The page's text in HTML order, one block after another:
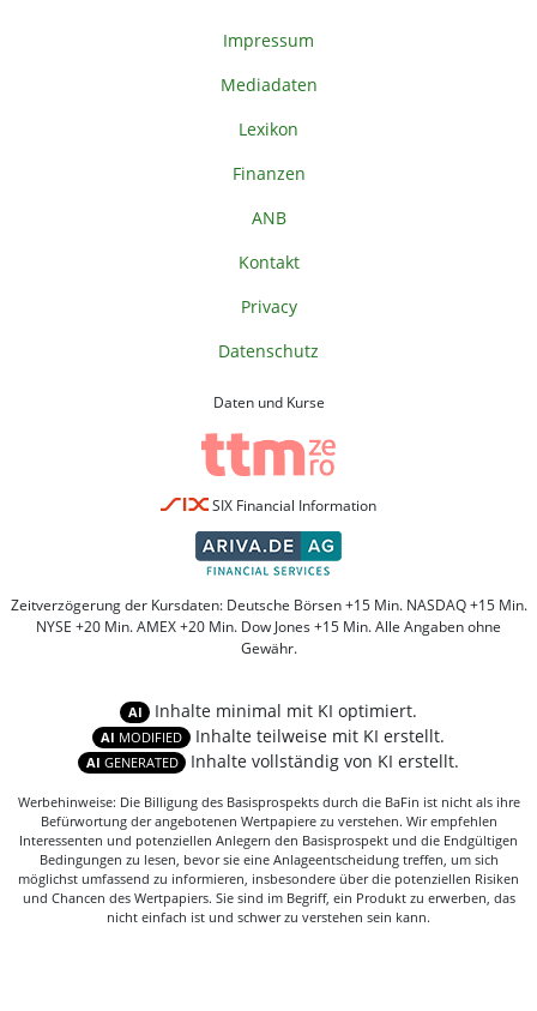
Impressum
Mediadaten
Lexikon
Finanzen
ANB
Kontakt
Privacy
Datenschutz
Daten und Kurse
SIX Financial Information
Zeitverzögerung der Kursdaten: Deutsche Börsen +15 Min. NASDAQ +15 Min.
NYSE +20 Min. AMEX +20 Min. Dow Jones +15 Min. Alle Angaben ohne
Gewähr.
AI Inhalte minimal mit KI optimiert.
AI MODIFIED Inhalte teilweise mit KI erstellt.
AI GENERATED Inhalte vollständig von KI erstellt.
Werbehinweise: Die Billigung des Basisprospekts durch die BaFin ist nicht als ihre
Befürwortung der angebotenen Wertpapiere zu verstehen. Wir empfehlen
Interessenten und potenziellen Anlegern den Basisprospekt und die Endgültigen
Bedingungen zu lesen, bevor sie eine Anlageentscheidung treffen, um sich
möglichst umfassend zu informieren, insbesondere über die potenziellen Risiken
und Chancen des Wertpapiers. Sie sind im Begriff, ein Produkt zu erwerben, das
nicht einfach ist und schwer zu verstehen sein kann.